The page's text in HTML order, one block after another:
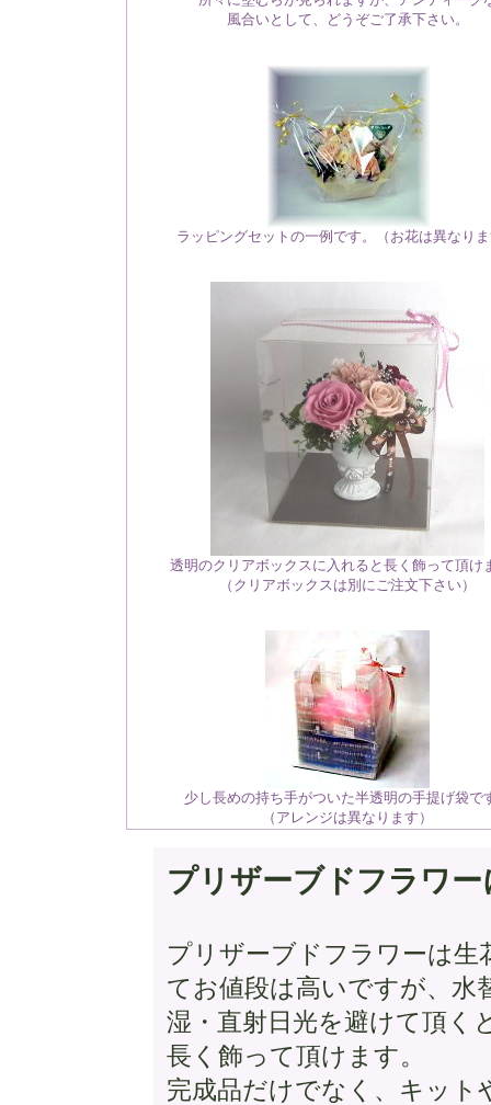
風合いとして、どうぞご了承下さい。
ラッピングセットの一例です。（お花は異なり
透明のクリアボックスに入れると長く飾って頂け
（クリアボックスは別にご注文下さい）
少し長めの持ち手がついた半透明の手提げ袋で
（アレンジは異なります）
プリザーブドフラワ
プリザーブドフラワーは生
てお値段は高いですが、水
湿・直射日光を避けて頂く
長く飾って頂けます。
完成品だけでなく、キット